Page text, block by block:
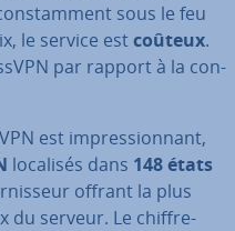
sous le feu
le service estcoûteux.
par rapport à la con­
est im­pres­sion­nant,
localisés dans 148 états
offrant la plus
du serveur. Le chif­fre­